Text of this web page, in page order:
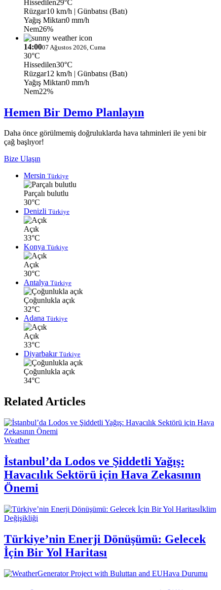
Hissedilen29°C
Rüzgar10 km/h | Günbatısı (Batı)
Yağış Miktarı0 mm/h
Nem26%
14:0007 Ağustos 2026, Cuma
30°C
Hissedilen30°C
Rüzgar12 km/h | Günbatısı (Batı)
Yağış Miktarı0 mm/h
Nem22%
Hemen Bir Demo Planlayın
Daha önce görülmemiş doğruluklarda hava tahminleri ile yeni bir
çağ başlıyor!
Bize Ulaşın
Mersin Türkiye
Parçalı bulutlu
30°C
Denizli Türkiye
Açık
33°C
Konya Türkiye
Açık
30°C
Antalya Türkiye
Çoğunlukla açık
32°C
Adana Türkiye
Açık
33°C
Diyarbakır Türkiye
Çoğunlukla açık
34°C
Related Articles
Weather
İstanbul’da Lodos ve Şiddetli Yağış:
Havacılık Sektörü için Hava Zekasının
Önemi
İklim
Değişikliği
Türkiye’nin Enerji Dönüşümü: Gelecek
İçin Bir Yol Haritası
Hava Durumu